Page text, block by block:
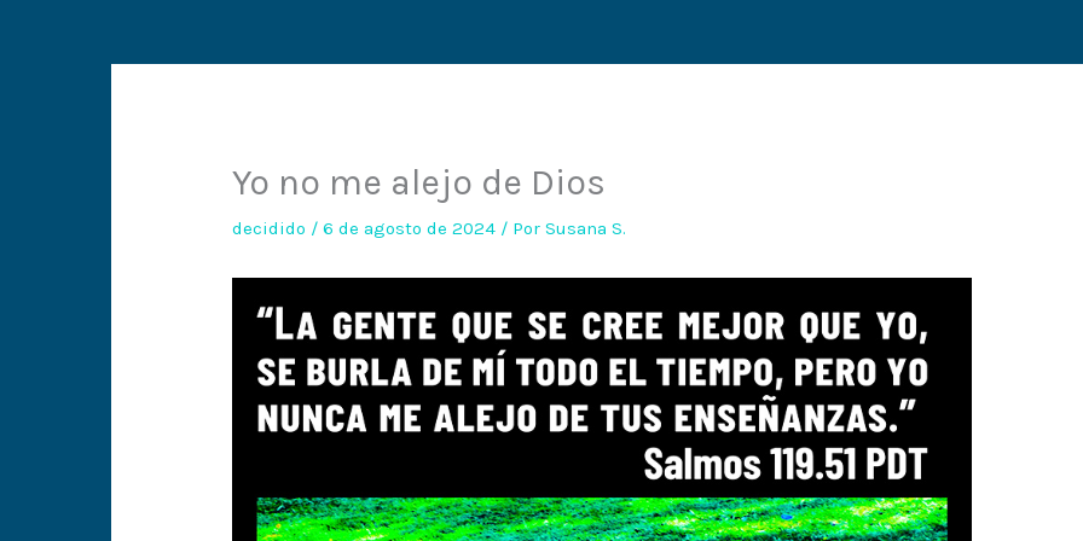
Yo no me alejo de Dios
decidido /6 de agosto de 2024 / PorSusana S.